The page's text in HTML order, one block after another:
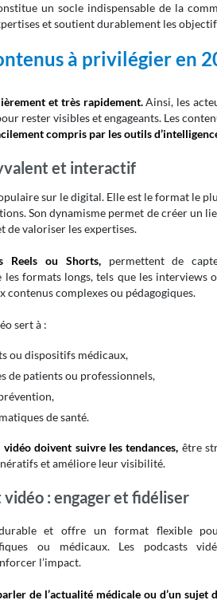
un socle indispensable de la
et soutient durablement les
à privilégier en
et très rapidement.Ainsi, les
rester visibles et engageants. Les
compris par les outils
et interactif
sur le digital. Elle est le format le
Son dynamisme permet de créer un
de valoriser les expertises.
Reels ou Shorts,permettent de
formats longs, tels que les interviews
complexes ou pédagogiques.
sert à :
ou dispositifs médicaux,
de patients ou professionnels,
de santé.
vidéo doivent suivre les tendances, être
et améliore leur visibilité.
: engager et fidéliser
et offre un format flexible
ou médicaux. Les podcasts
l’impact.
de l’actualité médicale ou d’un sujet